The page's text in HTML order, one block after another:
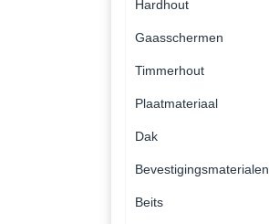
Hardhout
Gaasschermen
Timmerhout
Plaatmateriaal
Dak
Bevestigingsmaterialen
Beits